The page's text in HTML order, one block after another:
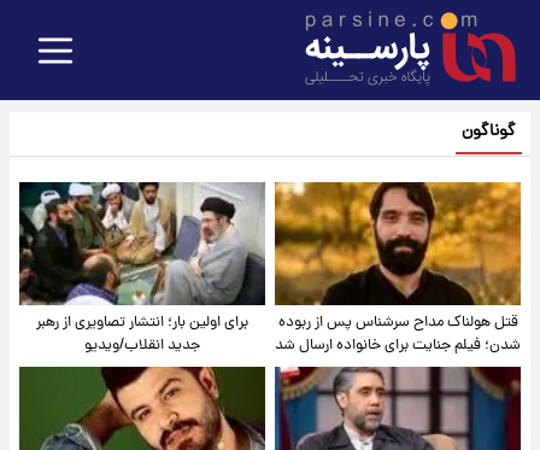
گوناگون
قتل هولناک مداح سرشناس پس از ربوده
شدن؛ فیلم جنایت برای خانواده ارسال شد
برای اولین بار؛ انتشار تصاویری از رهبر
جدید انقلاب/ویدیو